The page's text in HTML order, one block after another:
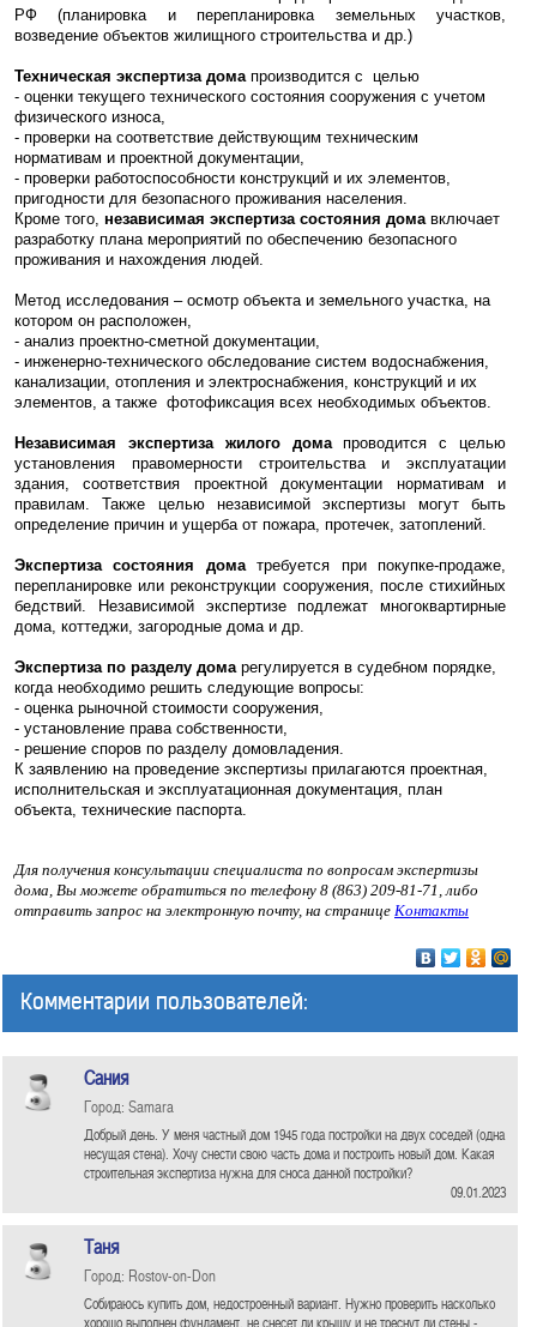
РФ (планировка и перепланировка земельных участков,
возведение объектов жилищного строительства и др.)
Техническая экспертиза домапроизводится с целью
- оценки текущего технического состояния сооружения с учетом
физического износа,
- проверки на соответствие действующим техническим
нормативам и проектной документации,
- проверки работоспособности конструкций и их элементов,
пригодности для безопасного проживания населения.
Кроме того, независимая экспертиза состояния домавключает
разработку плана мероприятий по обеспечению безопасного
проживания и нахождения людей.
Метод исследования – осмотр объекта и земельного участка, на
котором он расположен,
- анализ проектно-сметной документации,
- инженерно-технического обследование систем водоснабжения,
канализации, отопления и электроснабжения, конструкций и их
элементов, а также фотофиксация всех необходимых объектов.
Независимая экспертиза жилого домапроводится с целью
установления правомерности строительства и эксплуатации
здания, соответствия проектной документации нормативам и
правилам. Также целью независимой экспертизы могут быть
определение причин и ущерба от пожара, протечек, затоплений.
Экспертиза состояния доматребуется при покупке-продаже,
перепланировке или реконструкции сооружения, после стихийных
бедствий. Независимой экспертизе подлежат многоквартирные
дома, коттеджи, загородные дома и др.
Экспертиза по разделу домарегулируется в судебном порядке,
когда необходимо решить следующие вопросы:
- оценка рыночной стоимости сооружения,
- установление права собственности,
- решение споров по разделу домовладения.
К заявлению на проведение экспертизы прилагаются проектная,
исполнительская и эксплуатационная документация, план
объекта, технические паспорта.
Для получения консультации специалиста по вопросам экспертизы
дома, Вы можете обратиться по телефону 8 (863) 209-81-71, либо
отправить запрос на электронную почту, на странице Контакты
Комментарии пользователей:
Сания
Город: Samara
Добрый день. У меня частный дом 1945 года постройки на двух соседей (одна
несущая стена). Хочу снести свою часть дома и построить новый дом. Какая
строительная экспертиза нужна для сноса данной постройки?
09.01.2023
Таня
Город: Rostov-on-Don
Собираюсь купить дом, недостроенный вариант. Нужно проверить насколько
хорошо выполнен фундамент, не снесет ли крышу и не треснут ли стены -